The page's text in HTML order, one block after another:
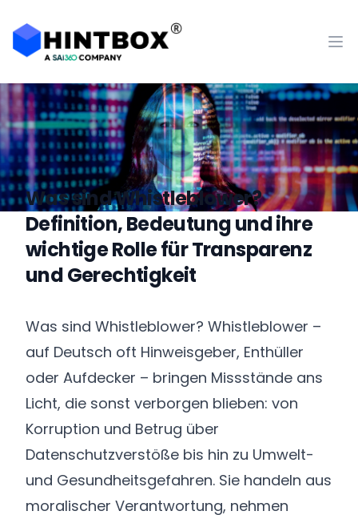
Hintbox Logo Registered
Was sind Whistleblower?
Definition, Bedeutung und ihre
wichtige Rolle für Transparenz
und Gerechtigkeit
Was sind Whistleblower? Whistleblower –
auf Deutsch oft Hinweisgeber, Enthüller
oder Aufdecker – bringen Missstände ans
Licht, die sonst verborgen blieben: von
Korruption und Betrug über
Datenschutzverstöße bis hin zu Umwelt-
und Gesundheitsgefahren. Sie handeln aus
moralischer Verantwortung, nehmen